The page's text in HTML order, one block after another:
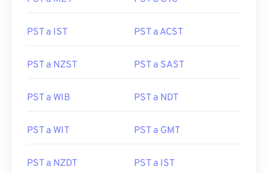
PST a IST PST a ACST
PST a NZST PST a SAST
PST a WIB PST a NDT
PST a WIT PST a GMT
PST a NZDT PST a IST